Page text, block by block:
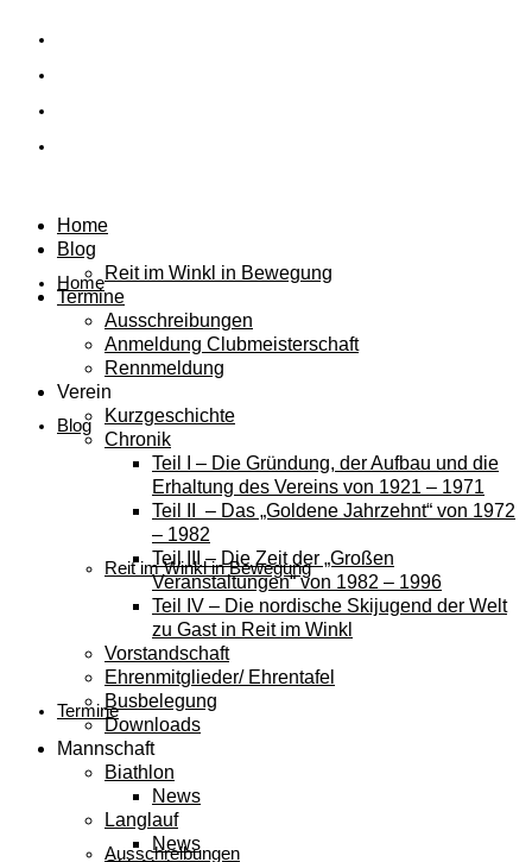
Home
Blog
Reit im Winkl in Bewegung
Termine
Ausschreibungen
Home
Blog
Reit im Winkl in Bewegung
Termine
Ausschreibungen
Anmeldung Clubmeisterschaft
Rennmeldung
Verein
Kurzgeschichte
Chronik
Teil I – Die Gründung, der Aufbau und die
Erhaltung des Vereins von 1921 – 1971
Teil II – Das „Goldene Jahrzehnt“ von 1972
– 1982
Teil III – Die Zeit der „Großen
Veranstaltungen“ von 1982 – 1996
Teil IV – Die nordische Skijugend der Welt
zu Gast in Reit im Winkl
Vorstandschaft
Ehrenmitglieder/ Ehrentafel
Busbelegung
Downloads
Mannschaft
Biathlon
News
Langlauf
News